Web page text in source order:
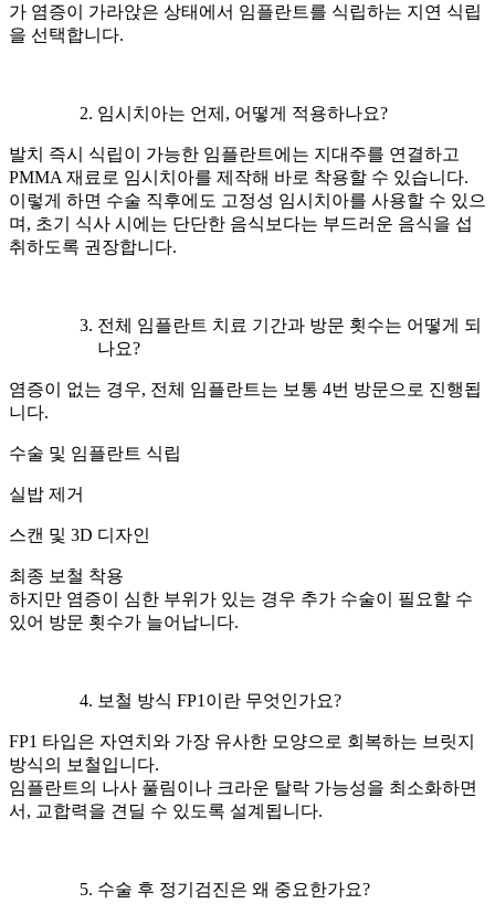
가 염증이 가라앉은 상태에서 임플란트를 식립하는 지연 식립
을 선택합니다.
임시치아는 언제, 어떻게 적용하나요?
발치 즉시 식립이 가능한 임플란트에는 지대주를 연결하고
PMMA 재료로 임시치아를 제작해 바로 착용할 수 있습니다.
이렇게 하면 수술 직후에도 고정성 임시치아를 사용할 수 있으
며, 초기 식사 시에는 단단한 음식보다는 부드러운 음식을 섭
취하도록 권장합니다.
전체 임플란트 치료 기간과 방문 횟수는 어떻게 되
나요?
염증이 없는 경우, 전체 임플란트는 보통 4번 방문으로 진행됩
니다.
수술 및 임플란트 식립
실밥 제거
스캔 및 3D 디자인
최종 보철 착용
하지만 염증이 심한 부위가 있는 경우 추가 수술이 필요할 수
있어 방문 횟수가 늘어납니다.
보철 방식 FP1이란 무엇인가요?
FP1 타입은 자연치와 가장 유사한 모양으로 회복하는 브릿지
방식의 보철입니다.
임플란트의 나사 풀림이나 크라운 탈락 가능성을 최소화하면
서, 교합력을 견딜 수 있도록 설계됩니다.
수술 후 정기검진은 왜 중요한가요?